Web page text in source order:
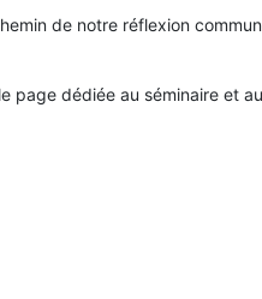
de notre réflexion
page dédiée au séminaire et